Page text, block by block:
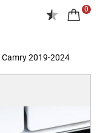
0
2019-2024